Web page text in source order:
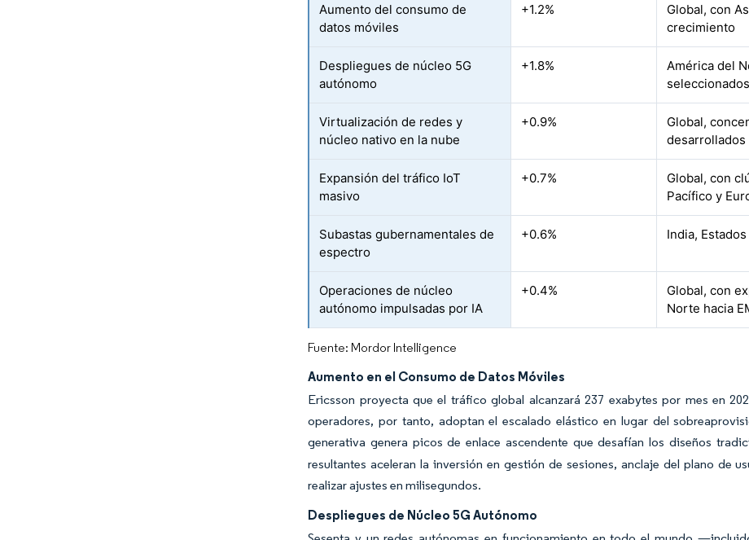
Aumento del consumo de
datos móviles
+1.2%
Global, con
crecimiento
Despliegues de núcleo 5G
autónomo
+1.8%
América del
Virtualización de redes y
núcleo nativo en la nube
+0.9%
Global,
desarrollados
Expansión del tráfico IoT
masivo
+0.7%
Global, con
Pacífico y
Subastas gubernamentales de
espectro
+0.6% India,
Operaciones de núcleo
autónomo impulsadas por IA
+0.4%
Global, con
Norte hacia
Fuente: Mordor Intelligence
Aumento en el Consumo de Datos Móviles
Ericsson proyecta que el tráfico global alcanzará 237 exabytes por mes en
operadores, por tanto, adoptan el escalado elástico en lugar del
generativa genera picos de enlace ascendente que desafían los diseños
resultantes aceleran la inversión en gestión de sesiones, anclaje del plano de
realizar ajustes en milisegundos.
Despliegues de Núcleo 5G Autónomo